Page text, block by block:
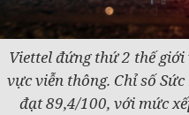
Viettel đứng thứ 2 thế
vực viễn thông. Chỉ số
đạt 89,4/100, với mức